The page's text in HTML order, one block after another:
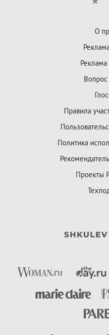
О
Вопрос
Правила
Политика
Проекты